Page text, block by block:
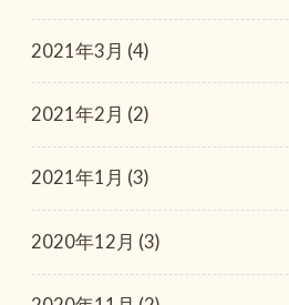
2021年3月 (4)
2021年2月 (2)
2021年1月 (3)
2020年12月 (3)